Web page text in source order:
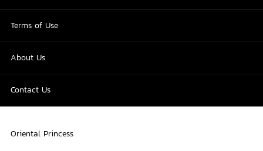
Terms of Use
About Us
Contact Us
Oriental Princess